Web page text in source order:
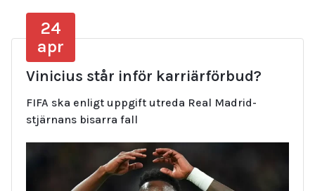
24
apr
Vinicius står inför karriärförbud?
FIFA ska enligt uppgift utreda Real Madrid-
stjärnans bisarra fall